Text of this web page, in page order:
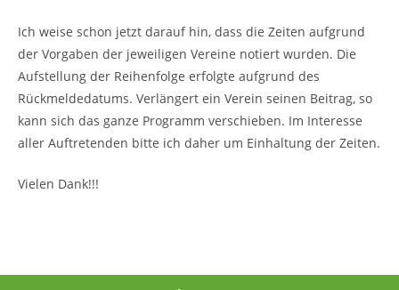
Ich weise schon jetzt darauf hin, dass die Zeiten aufgrund
der Vorgaben der jeweiligen Vereine notiert wurden. Die
Aufstellung der Reihenfolge erfolgte aufgrund des
Rückmeldedatums. Verlängert ein Verein seinen Beitrag, so
kann sich das ganze Programm verschieben. Im Interesse
aller Auftretenden bitte ich daher um Einhaltung der Zeiten.
Vielen Dank!!!